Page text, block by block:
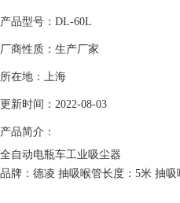
产品型号：DL-60L
厂商性质：生产厂家
所在地：上海
更新时间：2022-08-03
产品简介：
全自动电瓶车工业吸尘器
品牌：德凌 抽吸喉管长度：5米 抽吸